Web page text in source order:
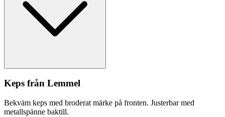
Keps från Lemmel
Bekväm keps med broderat märke på fronten. Justerbar med
metallspänne baktill.